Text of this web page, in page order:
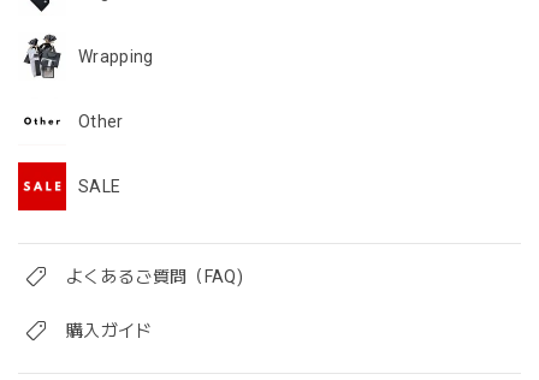
Wrapping
Other
SALE
よくあるご質問（FAQ)
購入ガイド